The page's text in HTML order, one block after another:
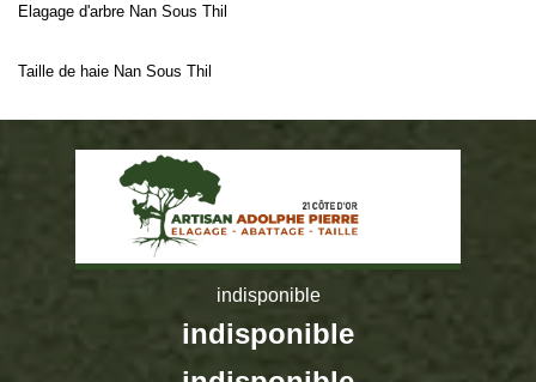
Elagage d'arbre Nan Sous Thil
Taille de haie Nan Sous Thil
indisponible
indisponible